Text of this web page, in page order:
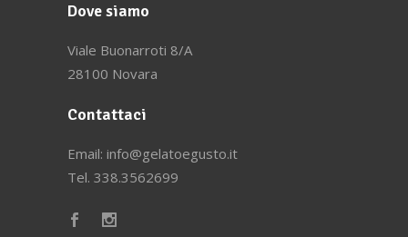
Dove siamo
Viale Buonarroti 8/A
28100 Novara
Contattaci
Email: info@gelatoegusto.it
Tel. 338.3562699